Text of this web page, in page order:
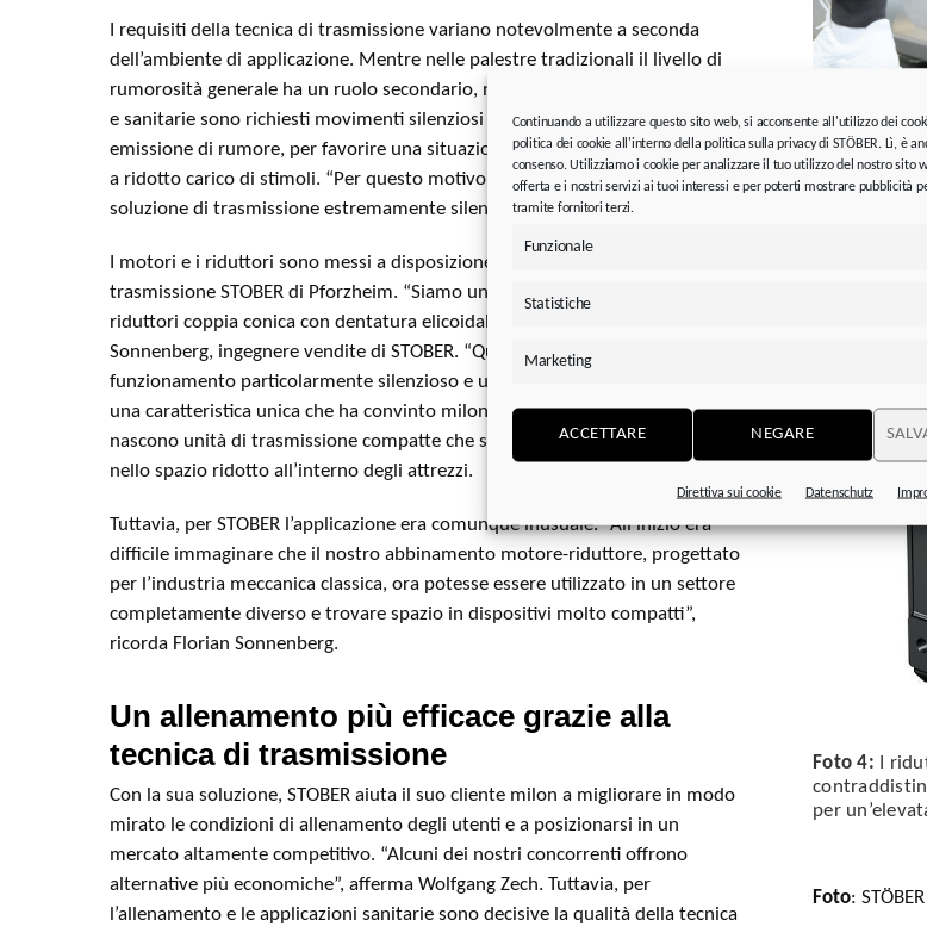
Continuando a utilizzare questo sito web, si acconsente all'utilizzo dei
politica dei cookie all'interno della politica sulla privacy di STÖBER. Lì, è
consenso. Utilizziamo i cookie per analizzare il tuo utilizzo del nostro sito
offerta e i nostri servizi ai tuoi interessi e per poterti mostrare pubblicità
tramite fornitori terzi.
Funzionale
Statistiche
Marketing
ACCETTARE NEGARE
Direttiva sui cookie Datenschutz
I requisiti della tecnica di trasmissione variano notevolmente a seconda
dell’ambiente di applicazione. Mentre nelle palestre tradizionali il livello di
rumorosità generale ha un ruolo secondario, nelle strutture di riabilitazione
e sanitarie sono richiesti movimenti silenziosi e un funzionamento a bassa
emissione di rumore, per favorire una situazione di allenamento e di terapia
a ridotto carico di stimoli. “Per questo motivo abbiamo cercato proprio una
soluzione di trasmissione estremamente silenziosa”, spiega Wolfgang Zech.
I motori e i riduttori sono messi a disposizione dallo specialista della
trasmissione STOBER di Pforzheim. “Siamo uno dei pochi produttori di
riduttori coppia conica con dentatura elicoidale”, afferma Florian
Sonnenberg, ingegnere vendite di STOBER. “Questi garantiscono un
funzionamento particolarmente silenzioso e un’elevata densità di potenza”,
una caratteristica unica che ha convinto milon. Insieme ai motori utilizzati,
nascono unità di trasmissione compatte che si integrano alla perfezione
nello spazio ridotto all’interno degli attrezzi.
Tuttavia, per STOBER l’applicazione era comunque inusuale. “All’inizio era
difficile immaginare che il nostro abbinamento motore-riduttore, progettato
per l’industria meccanica classica, ora potesse essere utilizzato in un settore
completamente diverso e trovare spazio in dispositivi molto compatti”,
ricorda Florian Sonnenberg.
Un allenamento più efficace grazie alla
tecnica di trasmissione
Con la sua soluzione, STOBER aiuta il suo cliente milon a migliorare in modo
mirato le condizioni di allenamento degli utenti e a posizionarsi in un
mercato altamente competitivo. “Alcuni dei nostri concorrenti offrono
alternative più economiche”, afferma Wolfgang Zech. Tuttavia, per
l’allenamento e le applicazioni sanitarie sono decisive la qualità della tecnica
Foto 3:I
distinguono
Foto 4:
I
per
Foto: